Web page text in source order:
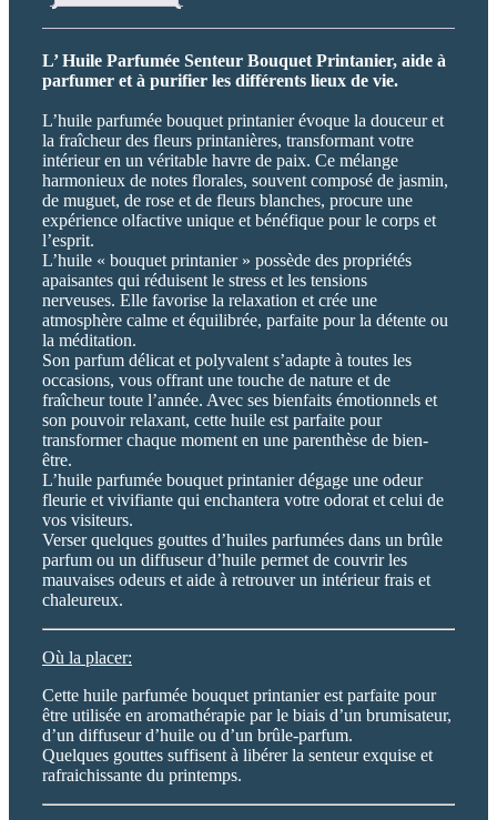
L’ Huile Parfumée Senteur Bouquet Printanier, aide à
parfumer et à purifier les différents lieux de vie.
L’huile parfumée bouquet printanier évoque la douceur et
la fraîcheur des fleurs printanières, transformant votre
intérieur en un véritable havre de paix. Ce mélange
harmonieux de notes florales, souvent composé de jasmin,
de muguet, de rose et de fleurs blanches, procure une
expérience olfactive unique et bénéfique pour le corps et
l’esprit.
L’huile « bouquet printanier » possède des propriétés
apaisantes qui réduisent le stress et les tensions
nerveuses. Elle favorise la relaxation et crée une
atmosphère calme et équilibrée, parfaite pour la détente ou
la méditation.
Son parfum délicat et polyvalent s’adapte à toutes les
occasions, vous offrant une touche de nature et de
fraîcheur toute l’année. Avec ses bienfaits émotionnels et
son pouvoir relaxant, cette huile est parfaite pour
transformer chaque moment en une parenthèse de bien-
être.
L’huile parfumée bouquet printanier dégage une odeur
fleurie et vivifiante qui enchantera votre odorat et celui de
vos visiteurs.
Verser quelques gouttes d’huiles parfumées dans un brûle
parfum ou un diffuseur d’huile permet de couvrir les
mauvaises odeurs et aide à retrouver un intérieur frais et
chaleureux.
Où la placer:
Cette huile parfumée bouquet printanier est parfaite pour
être utilisée en aromathérapie par le biais d’un brumisateur,
d’un diffuseur d’huile ou d’un brûle-parfum.
Quelques gouttes suffisent à libérer la senteur exquise et
rafraichissante du printemps.